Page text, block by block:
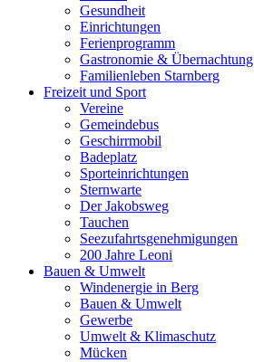
Gesundheit
Einrichtungen
Ferienprogramm
Gastronomie & Übernachtung
Familienleben Starnberg
Freizeit und Sport
Vereine
Gemeindebus
Geschirrmobil
Badeplatz
Sporteinrichtungen
Sternwarte
Der Jakobsweg
Tauchen
Seezufahrtsgenehmigungen
200 Jahre Leoni
Bauen & Umwelt
Windenergie in Berg
Bauen & Umwelt
Gewerbe
Umwelt & Klimaschutz
Mücken